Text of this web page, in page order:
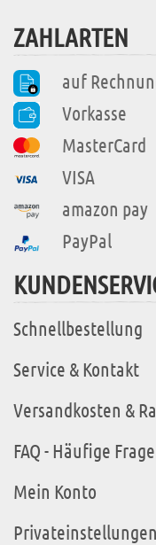
ZAHLARTEN
auf
Vorkasse
MasterCard
VISA
amazon pay
PayPal
Schnellbestellung
Service & Kontakt
Versandkosten &
FAQ - Häufige
Mein Konto